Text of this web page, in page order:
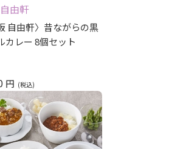
由軒
自由軒〉昔ながらの黒
カレー 8個セット
円